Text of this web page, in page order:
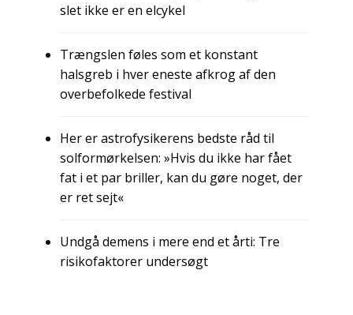
slet ikke er en elcykel
Trængslen føles som et konstant
halsgreb i hver eneste afkrog af den
overbefolkede festival
Her er astrofysikerens bedste råd til
solformørkelsen: »Hvis du ikke har fået
fat i et par briller, kan du gøre noget, der
er ret sejt«
Undgå demens i mere end et årti: Tre
risikofaktorer undersøgt